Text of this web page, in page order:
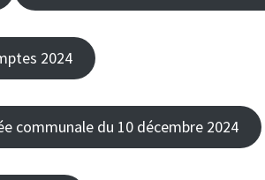
2024
communale du 10 décembre 2024